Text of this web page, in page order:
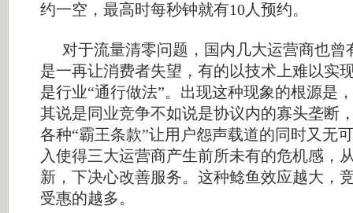
约一空，最高时每秒钟就有10人预约。
对于流量清零问题，国内几大运营商也曾
是一再让消费者失望，有的以技术上难以实
是行业“通行做法”。出现这种现象的根源是
其说是同业竞争不如说是协议内的寡头垄断
各种“霸王条款”让用户怨声载道的同时又无
入使得三大运营商产生前所未有的危机感，
新，下决心改善服务。这种鲶鱼效应越大，
受惠的越多。